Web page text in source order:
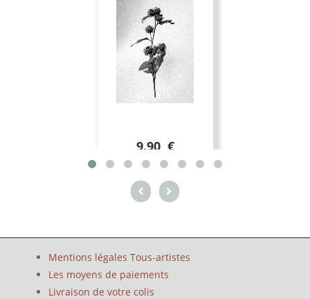
9.90 €
Mentions légales Tous-artistes
Les moyens de paiements
Livraison de votre colis